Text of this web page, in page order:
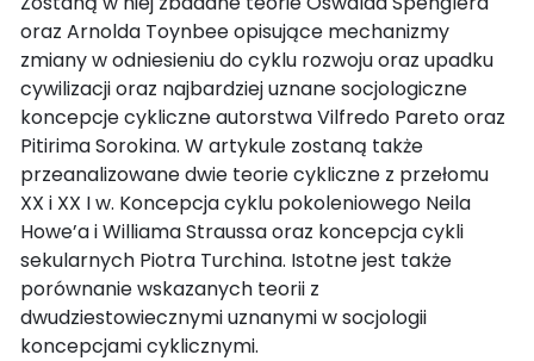
oraz Arnolda Toynbee opisujące mechanizmy
zmiany w odniesieniu do cyklu rozwoju oraz upadku
cywilizacji oraz najbardziej uznane socjologiczne
koncepcje cykliczne autorstwa Vilfredo Pareto oraz
Pitirima Sorokina. W artykule zostaną także
przeanalizowane dwie teorie cykliczne z przełomu
XX i XX I w. Koncepcja cyklu pokoleniowego Neila
Howe’a i Williama Straussa oraz koncepcja cykli
sekularnych Piotra Turchina. Istotne jest także
porównanie wskazanych teorii z
dwudziestowiecznymi uznanymi w socjologii
koncepcjami cyklicznymi.